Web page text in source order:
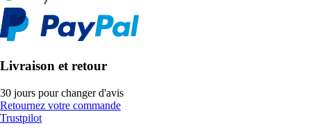
Livraison et retour
30 jours pour changer d'avis
Retournez votre commande
Trustpilot